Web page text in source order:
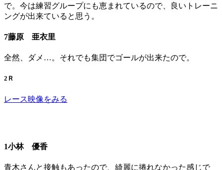
で。今は練習グループにも恵まれているので、良いトレーニ
ングが出来ていると思う。
7藤原 亜衣里
全然、ダメ…。それでも集団でゴールが出来たので。
2Ｒ
レース映像をみる
1小林 優香
青木さんと接触もあったので、綺麗に捲れなかった感じで